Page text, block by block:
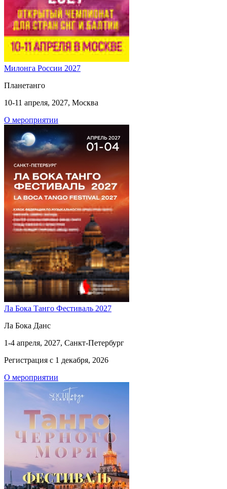
Милонга России 2027
Планетанго
10-11 апреля, 2027, Москва
О мероприятии
Ла Бока Танго Фестиваль 2027
Ла Бока Данс
1-4 апреля, 2027, Санкт-Петербург
Регистрация с 1 декабря, 2026
О мероприятии